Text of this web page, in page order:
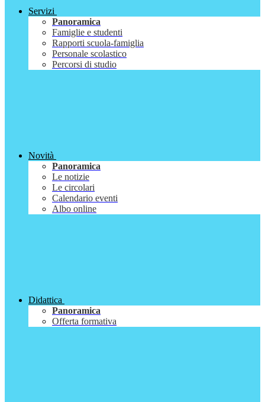
Servizi
Panoramica
Famiglie e studenti
Rapporti scuola-famiglia
Personale scolastico
Percorsi di studio
Novità
Panoramica
Le notizie
Le circolari
Calendario eventi
Albo online
Didattica
Panoramica
Offerta formativa